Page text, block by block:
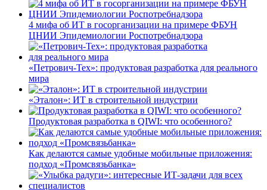
4 мифа об ИТ в госорганизации на примере ФБУН
ЦНИИ Эпидемиологии Роспотребнадзора
«Петрович-Тех»: продуктовая разработка для реального
мира
«Эталон»: ИТ в строительной индустрии
Продуктовая разработка в QIWI: что особенного?
Как делаются самые удобные мобильные приложения:
подход «Промсвязьбанка»